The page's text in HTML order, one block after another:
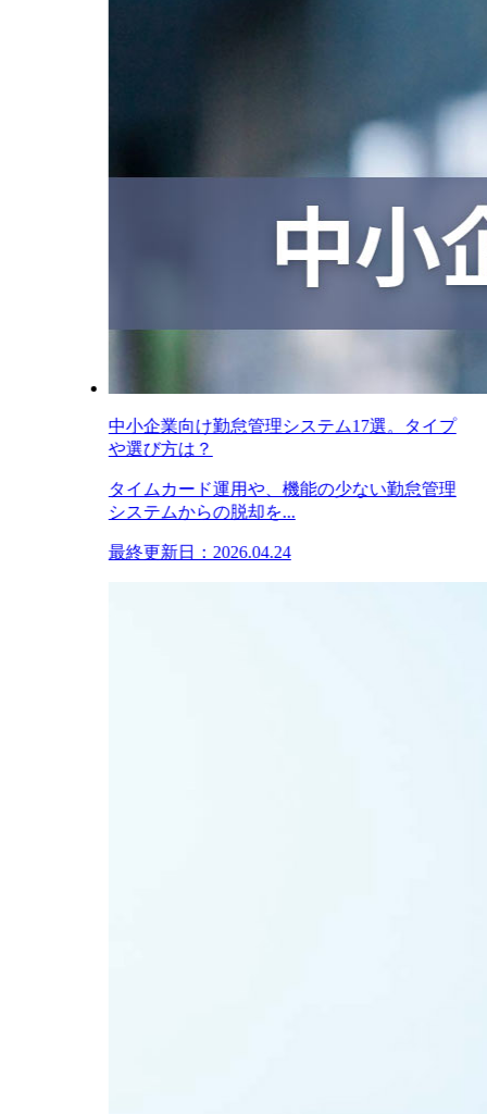
中小企業向け勤怠管理システム17選。タイプ
や選び方は？
タイムカード運用や、機能の少ない勤怠管理
システムからの脱却を...
最終更新日：2026.04.24